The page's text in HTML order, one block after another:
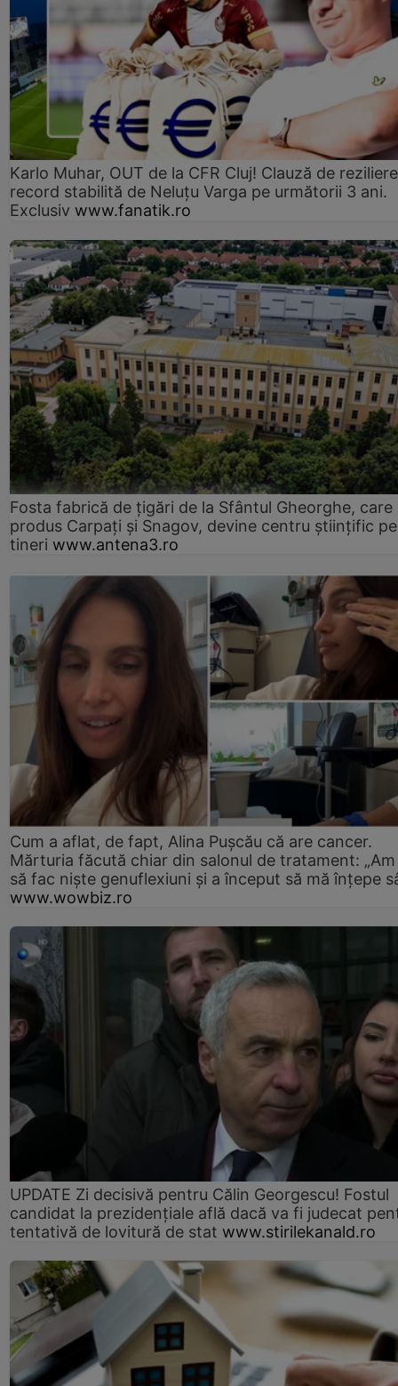
Karlo Muhar, OUT de la CFR Cluj! Clauză de reziliere
record stabilită de Neluțu Varga pe următorii 3 ani.
Exclusiv www.fanatik.ro
Fosta fabrică de țigări de la Sfântul Gheorghe, care
produs Carpați și Snagov, devine centru științific
tineri www.antena3.ro
Cum a aflat, de fapt, Alina Pușcău că are cancer.
Mărturia făcută chiar din salonul de tratament:
să fac niște genuflexiuni și a început să mă înțepe
www.wowbiz.ro
UPDATE Zi decisivă pentru Călin Georgescu! Fostul
candidat la prezidențiale află dacă va fi judecat
tentativă de lovitură de stat www.stirilekanald.ro